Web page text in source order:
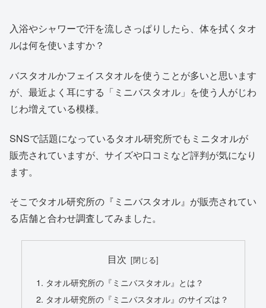
入浴やシャワーで汗を流しさっぱりしたら、体を拭くタオ
ルは何を使いますか？
バスタオルかフェイスタオルを使うことが多いと思います
が、最近よく耳にする「ミニバスタオル」を使う人がじわ
じわ増えている模様。
SNSで話題になっているタオル研究所でもミニタオルが
販売されていますが、サイズや口コミなど評判が気になり
ます。
そこでタオル研究所の『ミニバスタオル』が販売されてい
る店舗と合わせ調査してみました。
目次
タオル研究所の『ミニバスタオル』とは？
タオル研究所の『ミニバスタオル』のサイズは？